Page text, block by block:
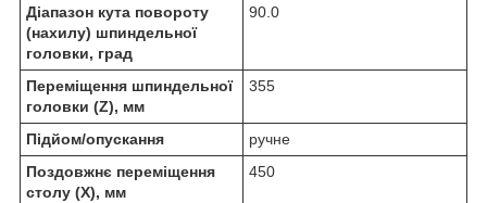
Діапазон кута повороту
(нахилу) шпиндельної
головки, град
90.0
Переміщення шпиндельної
головки (Z), мм
355
Підйом/опускання
ручне
Поздовжнє переміщення
столу (Х), мм
450